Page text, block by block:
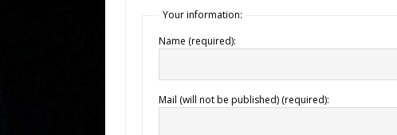
Your information:
Name (required):
Mail (will not be published) (required):